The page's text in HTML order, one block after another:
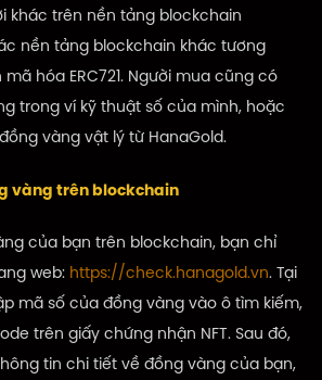
khác trên nền tảng blockchain
nền tảng blockchain khác tương
hóa ERC721. Người mua cũng có
trong ví kỹ thuật số của mình, hoặc
vàng vật lý từ HanaGold.
vàng trên blockchain
của bạn trên blockchain, bạn chỉ
web: https://check.hanagold.vn. Tại
mã số của đồng vàng vào ô tìm kiếm,
trên giấy chứng nhận NFT. Sau đó,
tin chi tiết về đồng vàng của bạn,